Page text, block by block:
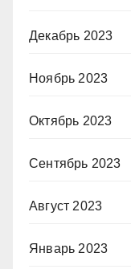
Декабрь 2023
Ноябрь 2023
Октябрь 2023
Сентябрь 2023
Август 2023
Январь 2023